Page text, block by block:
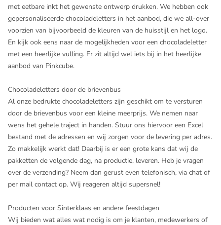
met eetbare inkt het gewenste ontwerp drukken. We hebben ook
gepersonaliseerde chocoladeletters in het aanbod, die we all-over
voorzien van bijvoorbeeld de kleuren van de huisstijl en het logo.
En kijk ook eens naar de mogelijkheden voor een chocoladeletter
met een heerlijke vulling. Er zit altijd wel iets bij in het heerlijke
aanbod van Pinkcube.
Chocoladeletters door de brievenbus
Al onze bedrukte chocoladeletters zijn geschikt om te versturen
door de brievenbus voor een kleine meerprijs. We nemen naar
wens het gehele traject in handen. Stuur ons hiervoor een Excel
bestand met de adressen en wij zorgen voor de levering per adres.
Zo makkelijk werkt dat! Daarbij is er een grote kans dat wij de
pakketten de volgende dag, na productie, leveren. Heb je vragen
over de verzending? Neem dan gerust even telefonisch, via chat of
per mail contact op. Wij reageren altijd supersnel!
Producten voor Sinterklaas en andere feestdagen
Wij bieden wat alles wat nodig is om je klanten, medewerkers of